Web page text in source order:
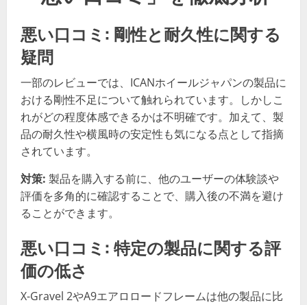
悪い口コミ: 剛性と耐久性に関する
疑問
一部のレビューでは、ICANホイールジャパンの製品に
おける剛性不足について触れられています。しかしこ
れがどの程度体感できるかは不明確です。加えて、製
品の耐久性や横風時の安定性も気になる点として指摘
されています。
対策: 製品を購入する前に、他のユーザーの体験談や
評価を多角的に確認することで、購入後の不満を避け
ることができます。
悪い口コミ: 特定の製品に関する評
価の低さ
X-Gravel 2やA9エアロロードフレームは他の製品に比